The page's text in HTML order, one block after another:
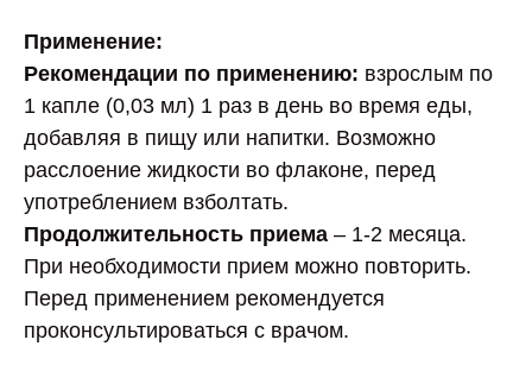
Применение:
Рекомендации по применению: взрослым по
1 капле (0,03 мл) 1 раз в день во время еды,
добавляя в пищу или напитки. Возможно
расслоение жидкости во флаконе, перед
употреблением взболтать.
Продолжительность приема – 1-2 месяца.
При необходимости прием можно повторить.
Перед применением рекомендуется
проконсультироваться с врачом.